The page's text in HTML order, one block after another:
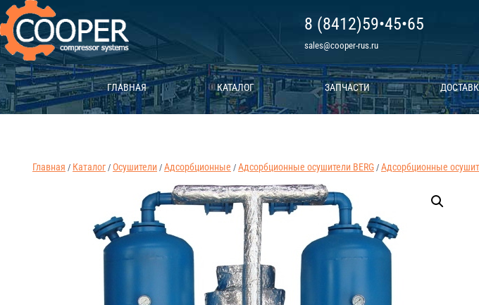
8 (8412)59•45•65
sales@cooper-rus.ru
ГЛАВНАЯ КАТАЛОГ ЗАПЧАСТИ
Главная / Каталог / Осушители / Адсорбционные / Адсорбционные осушители BERG / Адсорбционные